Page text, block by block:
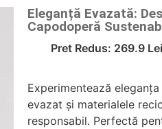
Eleganță Evazată:
Capodoperă
Pret Redus: 269.9 Lei
Experimentează
evazat și materialele
responsabil. Perfectă